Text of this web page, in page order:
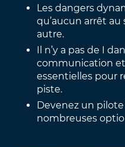
Les dangers
qu’aucun arrêt
autre.
Il n’y a pas de I
communication
essentielles pour
piste.
Devenez un
nombreuses